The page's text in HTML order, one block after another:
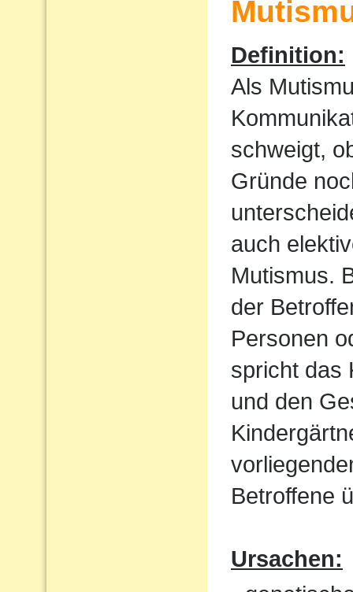
Definition:
Als
schweigt,
Gründe
auch
Mutismus.
der
Personen
spricht das
und den
Betroffene
Ursachen: